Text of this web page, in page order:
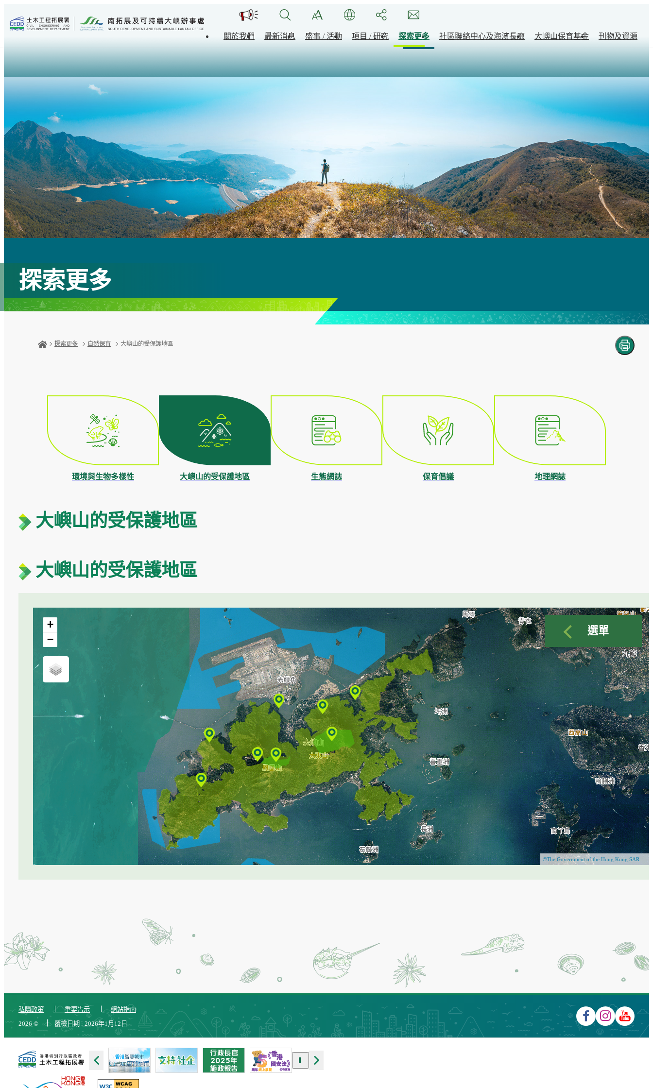
關於我們 最新消息 盛事 / 活動 項目 / 研究
改善宜居度項目
探索更多
大嶼概況及資料
社區聯絡中心及海濱長廊 大嶼山保育基金 刊物及資源
總綱圖
新聞公佈
項目報告
刊物
相關連結
探索更多
探索更多 自然保育 大嶼山的受保護地區
環境與生物多樣性 大嶼山的受保護地區 生態網誌 保育倡議 地理網誌
大嶼山的受保護地區
大嶼山的受保護地區
+
−
©The Government of the Hong Kong SAR
選單
私隱政策 重要告示
網站指南
2026 © 覆檢日期 : 2026年1月12日